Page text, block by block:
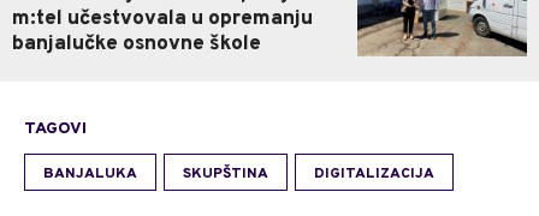
m:tel učestvovala u opremanju
banjalučke osnovne škole
TAGOVI
BANJALUKA SKUPŠTINA DIGITALIZACIJA